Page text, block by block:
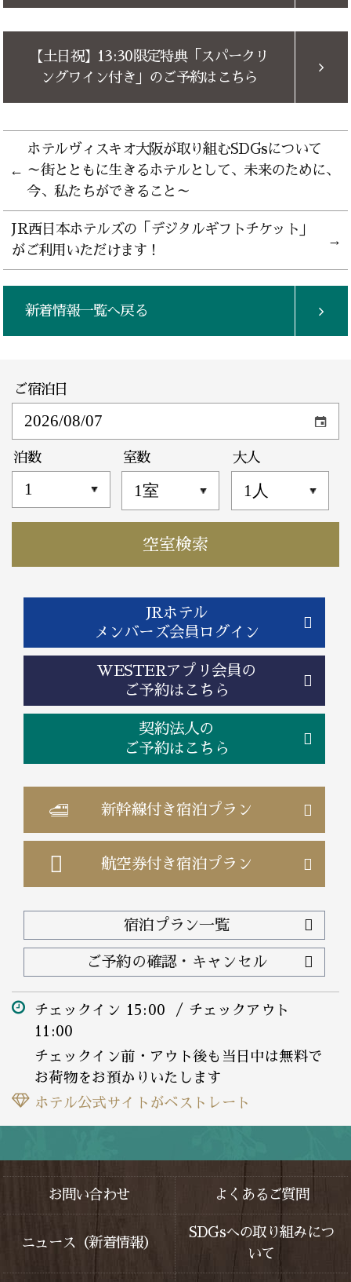
【土日祝】13:30限定特典「スパークリ
ングワイン付き」のご予約はこちら
ホテルヴィスキオ大阪が取り組むSDGsについて
～街とともに生きるホテルとして、未来のために、
今、私たちができること～
JR西日本ホテルズの「デジタルギフトチケット」
がご利用いただけます！
新着情報一覧へ戻る
ご宿泊日
泊数 室数 大人
JRホテル
メンバーズ会員ログイン
WESTERアプリ会員の
ご予約はこちら
契約法人の
ご予約はこちら
新幹線付き宿泊プラン
航空券付き宿泊プラン
宿泊プラン一覧
ご予約の確認・キャンセル
チェックイン 15:00 / チェックアウト
11:00
チェックイン前・アウト後も当日中は無料で
お荷物をお預かりいたします
ホテル公式サイトがベストレート
お問い合わせ よくあるご質問
ニュース（新着情報）
SDGsへの取り組みにつ
いて